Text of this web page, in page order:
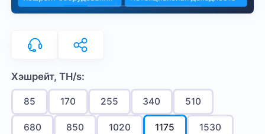
Хэшрейт, TH/s:
85 170 255 340 510
680 850 1020 1175 1530